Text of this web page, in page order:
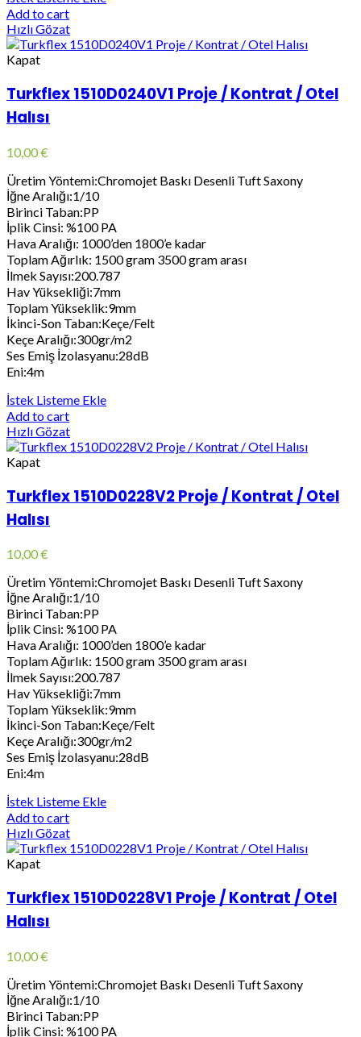
Add to cart
Hızlı Gözat
Kapat
Turkflex 1510D0240V1 Proje / Kontrat / Otel
Halısı
10,00€
Üretim Yöntemi:Chromojet Baskı Desenli Tuft Saxony
İğne Aralığı:1/10
Birinci Taban:PP
İplik Cinsi: %100 PA
Hava Aralığı: 1000’den 1800’e kadar
Toplam Ağırlık: 1500 gram 3500 gram arası
İlmek Sayısı:200.787
Hav Yüksekliği:7mm
Toplam Yükseklik:9mm
İkinci-Son Taban:Keçe/Felt
Keçe Aralığı:300gr/m2
Ses Emiş İzolasyanu:28dB
Eni:4m
İstek Listeme Ekle
Add to cart
Hızlı Gözat
Kapat
Turkflex 1510D0228V2 Proje / Kontrat / Otel
Halısı
10,00€
Üretim Yöntemi:Chromojet Baskı Desenli Tuft Saxony
İğne Aralığı:1/10
Birinci Taban:PP
İplik Cinsi: %100 PA
Hava Aralığı: 1000’den 1800’e kadar
Toplam Ağırlık: 1500 gram 3500 gram arası
İlmek Sayısı:200.787
Hav Yüksekliği:7mm
Toplam Yükseklik:9mm
İkinci-Son Taban:Keçe/Felt
Keçe Aralığı:300gr/m2
Ses Emiş İzolasyanu:28dB
Eni:4m
İstek Listeme Ekle
Add to cart
Hızlı Gözat
Kapat
Turkflex 1510D0228V1 Proje / Kontrat / Otel
Halısı
10,00€
Üretim Yöntemi:Chromojet Baskı Desenli Tuft Saxony
İğne Aralığı:1/10
Birinci Taban:PP
İplik Cinsi: %100 PA